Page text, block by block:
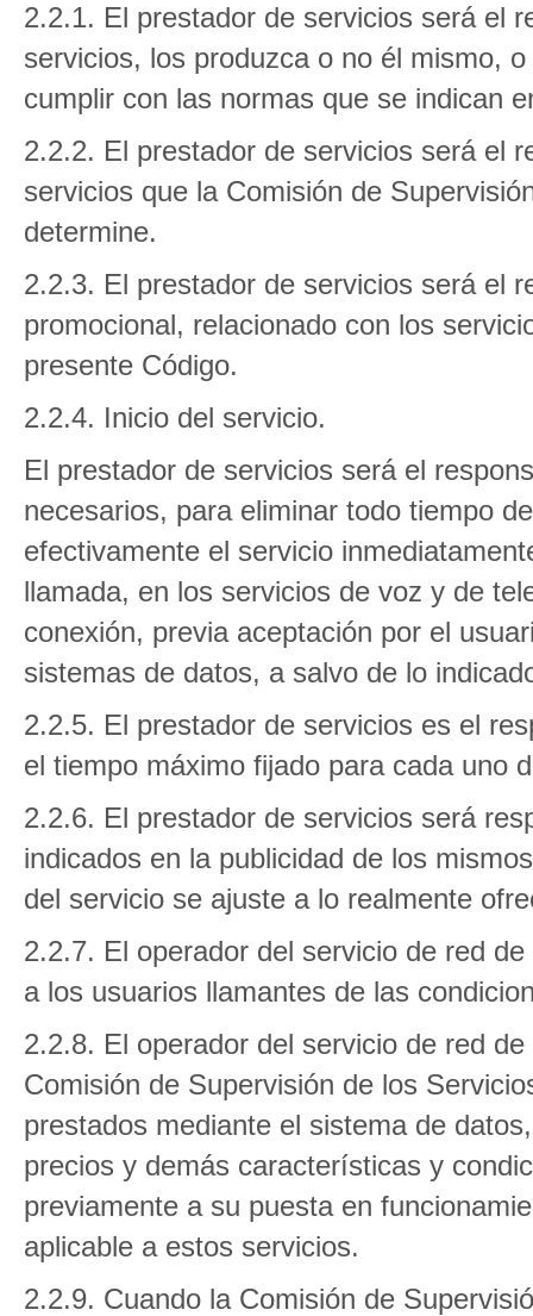
2.2.1. El prestador de servicios será el
servicios, los produzca o no él mismo,
cumplir con las normas que se indican
2.2.2. El prestador de servicios será el
servicios que la Comisión de
determine.
2.2.3. El prestador de servicios será el
promocional, relacionado con los
presente Código.
2.2.4. Inicio del servicio.
El prestador de servicios será el
necesarios, para eliminar todo tiempo
efectivamente el servicio
llamada, en los servicios de voz y de
conexión, previa aceptación por el
sistemas de datos, a salvo de lo
2.2.5. El prestador de servicios es el
el tiempo máximo fijado para cada uno
2.2.6. El prestador de servicios será
indicados en la publicidad de los
del servicio se ajuste a lo realmente
2.2.7. El operador del servicio de red
a los usuarios llamantes de las
2.2.8. El operador del servicio de red
Comisión de Supervisión de los
prestados mediante el sistema de
precios y demás características y
previamente a su puesta en
aplicable a estos servicios.
2.2.9. Cuando la Comisión de